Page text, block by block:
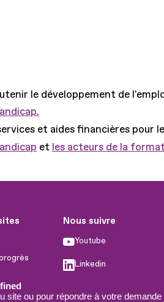
ou pour répondre à votre
le développement de
et aides financières pour
et les acteurs de la
Nous suivre
Youtube
Linkedin